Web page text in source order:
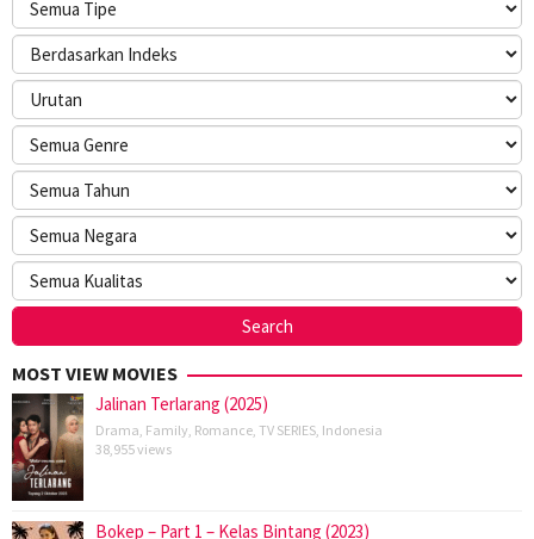
MOST VIEW MOVIES
Jalinan Terlarang (2025)
Drama Family Romance TV SERIES Indonesia
38,955 views
Bokep – Part 1 – Kelas Bintang (2023)